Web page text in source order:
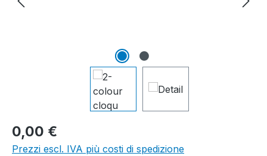
0,00 €
Prezzi escl. IVA più costi di spedizione